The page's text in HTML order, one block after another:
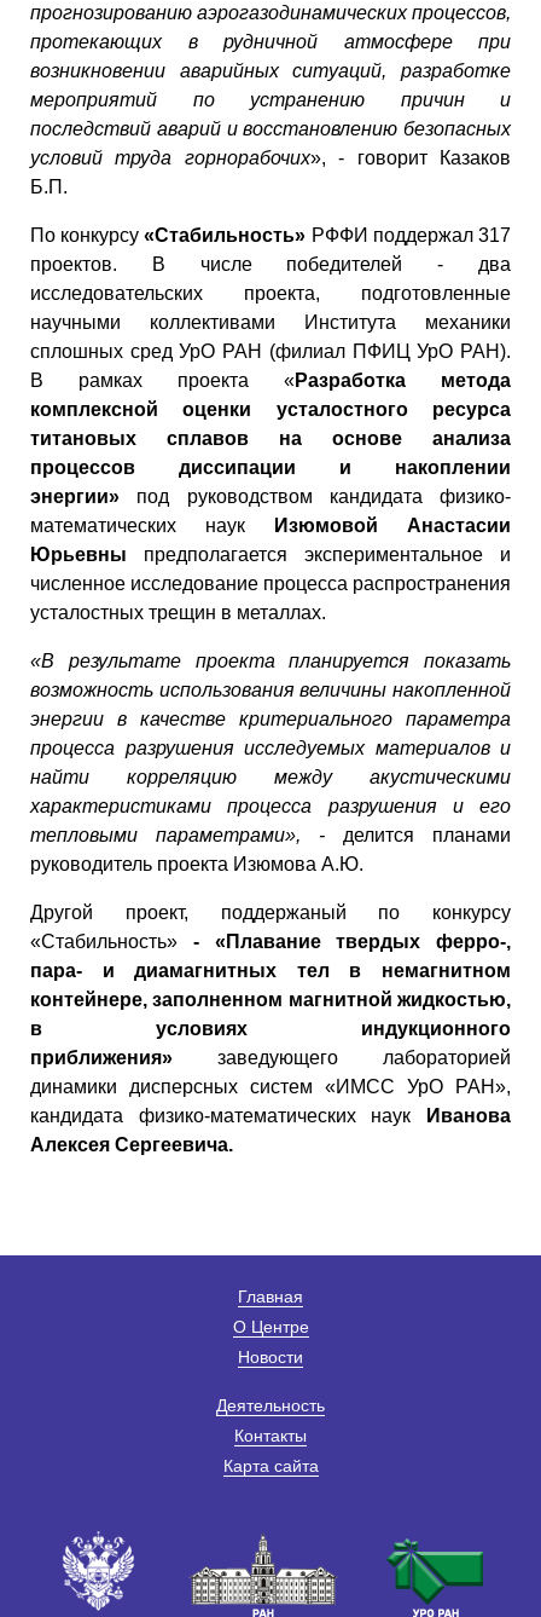
прогнозированию аэрогазодинамических процессов,
протекающих в рудничной атмосфере при
возникновении аварийных ситуаций, разработке
мероприятий по устранению причин и
последствий аварий и восстановлению безопасных
условий труда горнорабочих», - говорит Казаков
Б.П.
По конкурсу«Стабильность» РФФИ поддержал 317
проектов. В числе победителей - два
исследовательских проекта, подготовленные
научными коллективами Института механики
сплошных сред УрО РАН (филиал ПФИЦ УрО РАН).
В рамках проекта «Разработка метода
комплексной оценки усталостного ресурса
титановых сплавов на основе анализа
процессов диссипации и накоплении
энергии» под руководством кандидата физико-
математических наук
Изюмовой Анастасии
Юрьевны предполагается экспериментальное и
численное исследование процесса распространения
усталостных трещин в металлах.
«В результате проекта планируется показать
возможность использования величины накопленной
энергии в качестве критериального параметра
процесса разрушения исследуемых материалов и
найти корреляцию между акустическими
характеристиками процесса разрушения и его
тепловыми параметрами», - делится планами
руководитель проекта Изюмова А.Ю.
Другой проект, поддержаный по конкурсу
«Стабильность» - «Плавание твердых ферро-,
пара- и диамагнитных тел в немагнитном
контейнере, заполненном магнитной жидкостью,
в условиях индукционного
приближения»
заведующего лабораторией
динамики дисперсных систем «ИМСС УрО РАН»,
кандидата физико-математических наук
Иванова
Алексея Сергеевича.
Главная
О Центре
Новости
Деятельность
Контакты
Карта сайта